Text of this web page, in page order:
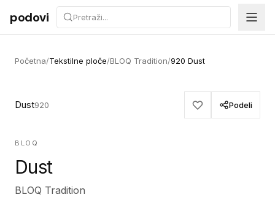
Preskoči na sadržaj
podovi
Početna/Tekstilne ploče/BLOQ Tradition/920 Dust
Dust920 Podeli
BLOQ
Dust
BLOQ Tradition